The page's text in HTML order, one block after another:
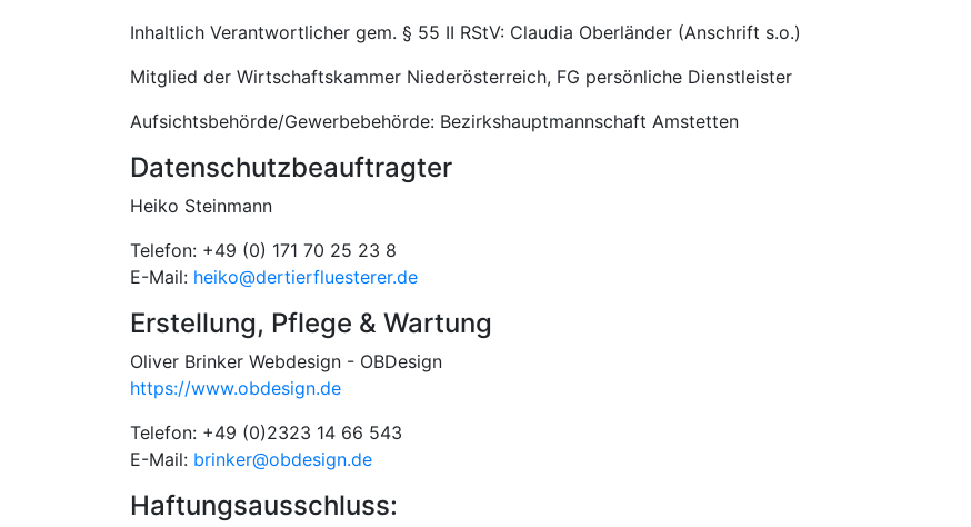
Inhaltlich Verantwortlicher gem. § 55 II RStV: Claudia Oberländer (Anschrift s.o.)
Mitglied der Wirtschaftskammer Niederösterreich, FG persönliche Dienstleister
Aufsichtsbehörde/Gewerbebehörde: Bezirkshauptmannschaft Amstetten
Datenschutzbeauftragter
Heiko Steinmann
Telefon: +49 (0) 171 70 25 23 8
E-Mail: heiko@dertierfluesterer.de
Erstellung, Pflege & Wartung
Oliver Brinker Webdesign - OBDesign
https://www.obdesign.de
Telefon: +49 (0)2323 14 66 543
E-Mail: brinker@obdesign.de
Haftungsausschluss: